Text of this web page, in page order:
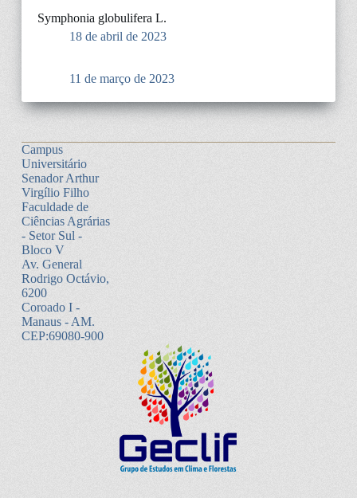
Symphonia globulifera L.
18 de abril de 2023
11 de março de 2023
Campus
Universitário
Senador Arthur
Virgílio Filho
Faculdade de
Ciências Agrárias
- Setor Sul -
Bloco V
Av. General
Rodrigo Octávio,
6200
Coroado I -
Manaus - AM.
CEP:69080-900